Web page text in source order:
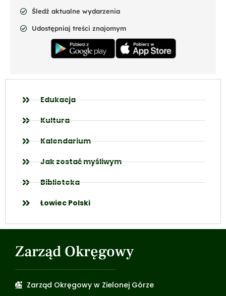
Śledź aktualne wydarzenia
Udostępniaj treści znajomym
Edukacja
Kultura
Kalendarium
Jak zostać myśliwym
Biblioteka
Łowiec Polski
Zarząd Okręgowy
Zarząd Okręgowy w Zielonej Górze